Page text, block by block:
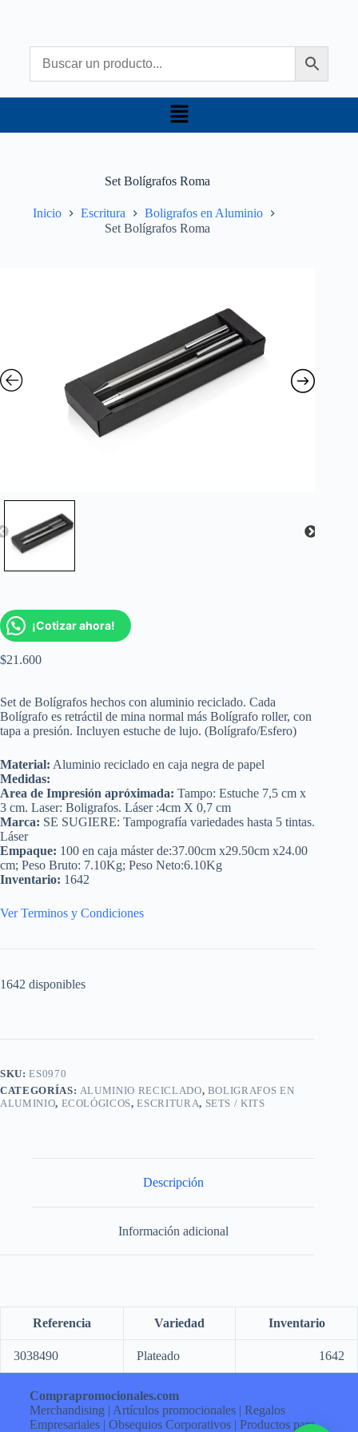
Set Bolígrafos Roma
Inicio Escritura
Boligrafos en Aluminio
Set Bolígrafos Roma
¡Cotizar ahora!
$21.600
Set de Bolígrafos hechos con aluminio reciclado. Cada
Bolígrafo es retráctil de mina normal más Bolígrafo roller, con
tapa a presión. Incluyen estuche de lujo. (Bolígrafo/Esfero)
Material: Aluminio reciclado en caja negra de papel
Medidas:
Area de Impresión apróximada: Tampo: Estuche 7,5 cm x
3 cm. Laser: Boligrafos. Láser :4cm X 0,7 cm
Marca: SE SUGIERE: Tampografía variedades hasta 5 tintas.
Láser
Empaque: 100 en caja máster de:37.00cm x29.50cm x24.00
cm; Peso Bruto: 7.10Kg; Peso Neto:6.10Kg
Inventario: 1642
Ver Terminos y Condiciones
1642 disponibles
SKU:ES0970
CATEGORÍAS: ALUMINIO RECICLADO, BOLIGRAFOS EN
ALUMINIO, ECOLÓGICOS,ESCRITURA, SETS / KITS
Descripción
Información adicional
Referencia Variedad Inventario
3038490 Plateado 1642
Comprapromocionales.com
Merchandising | Artículos promocionales | Regalos
Empresariales | Obsequios Corporativos | Productos para